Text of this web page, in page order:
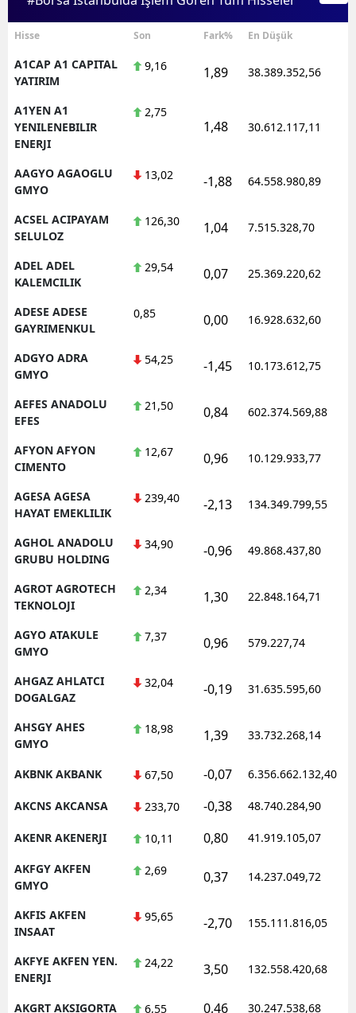
Hisse Son Fark% En Düşük
A1CAP A1 CAPITAL
YATIRIM
9,16 1,89 38.389.352,56
A1YEN A1
YENILENEBILIR
ENERJI
2,75
1,48 30.612.117,11
AAGYO AGAOGLU
GMYO
13,02 -1,88 64.558.980,89
ACSEL ACIPAYAM
SELULOZ
126,30 1,04 7.515.328,70
ADEL ADEL
KALEMCILIK
29,54 0,07 25.369.220,62
ADESE ADESE
GAYRIMENKUL
0,85 0,00 16.928.632,60
ADGYO ADRA
GMYO
54,25 -1,45 10.173.612,75
AEFES ANADOLU
EFES
21,50 0,84 602.374.569,88
AFYON AFYON
CIMENTO
12,67 0,96 10.129.933,77
AGESA AGESA
HAYAT EMEKLILIK
239,40 -2,13 134.349.799,55
AGHOL ANADOLU
GRUBU HOLDING
34,90 -0,96 49.868.437,80
AGROT AGROTECH
TEKNOLOJI
2,34 1,30 22.848.164,71
AGYO ATAKULE
GMYO
7,37 0,96 579.227,74
AHGAZ AHLATCI
DOGALGAZ
32,04 -0,19 31.635.595,60
AHSGY AHES
GMYO
18,98 1,39 33.732.268,14
AKBNK AKBANK 67,50 -0,07 6.356.662.132,40
AKCNS AKCANSA 233,70 -0,38 48.740.284,90
AKENR AKENERJI 10,11 0,80 41.919.105,07
AKFGY AKFEN
GMYO
2,69 0,37 14.237.049,72
AKFIS AKFEN
INSAAT
95,65 -2,70 155.111.816,05
AKFYE AKFEN YEN.
ENERJI
24,22 3,50 132.558.420,68
AKGRT AKSIGORTA 6,55 0,46 30.247.538,68